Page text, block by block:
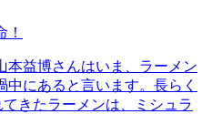
本益博さんはいま、ラーメン
中にあると言います。長らく
きたラーメンは、ミシュラ